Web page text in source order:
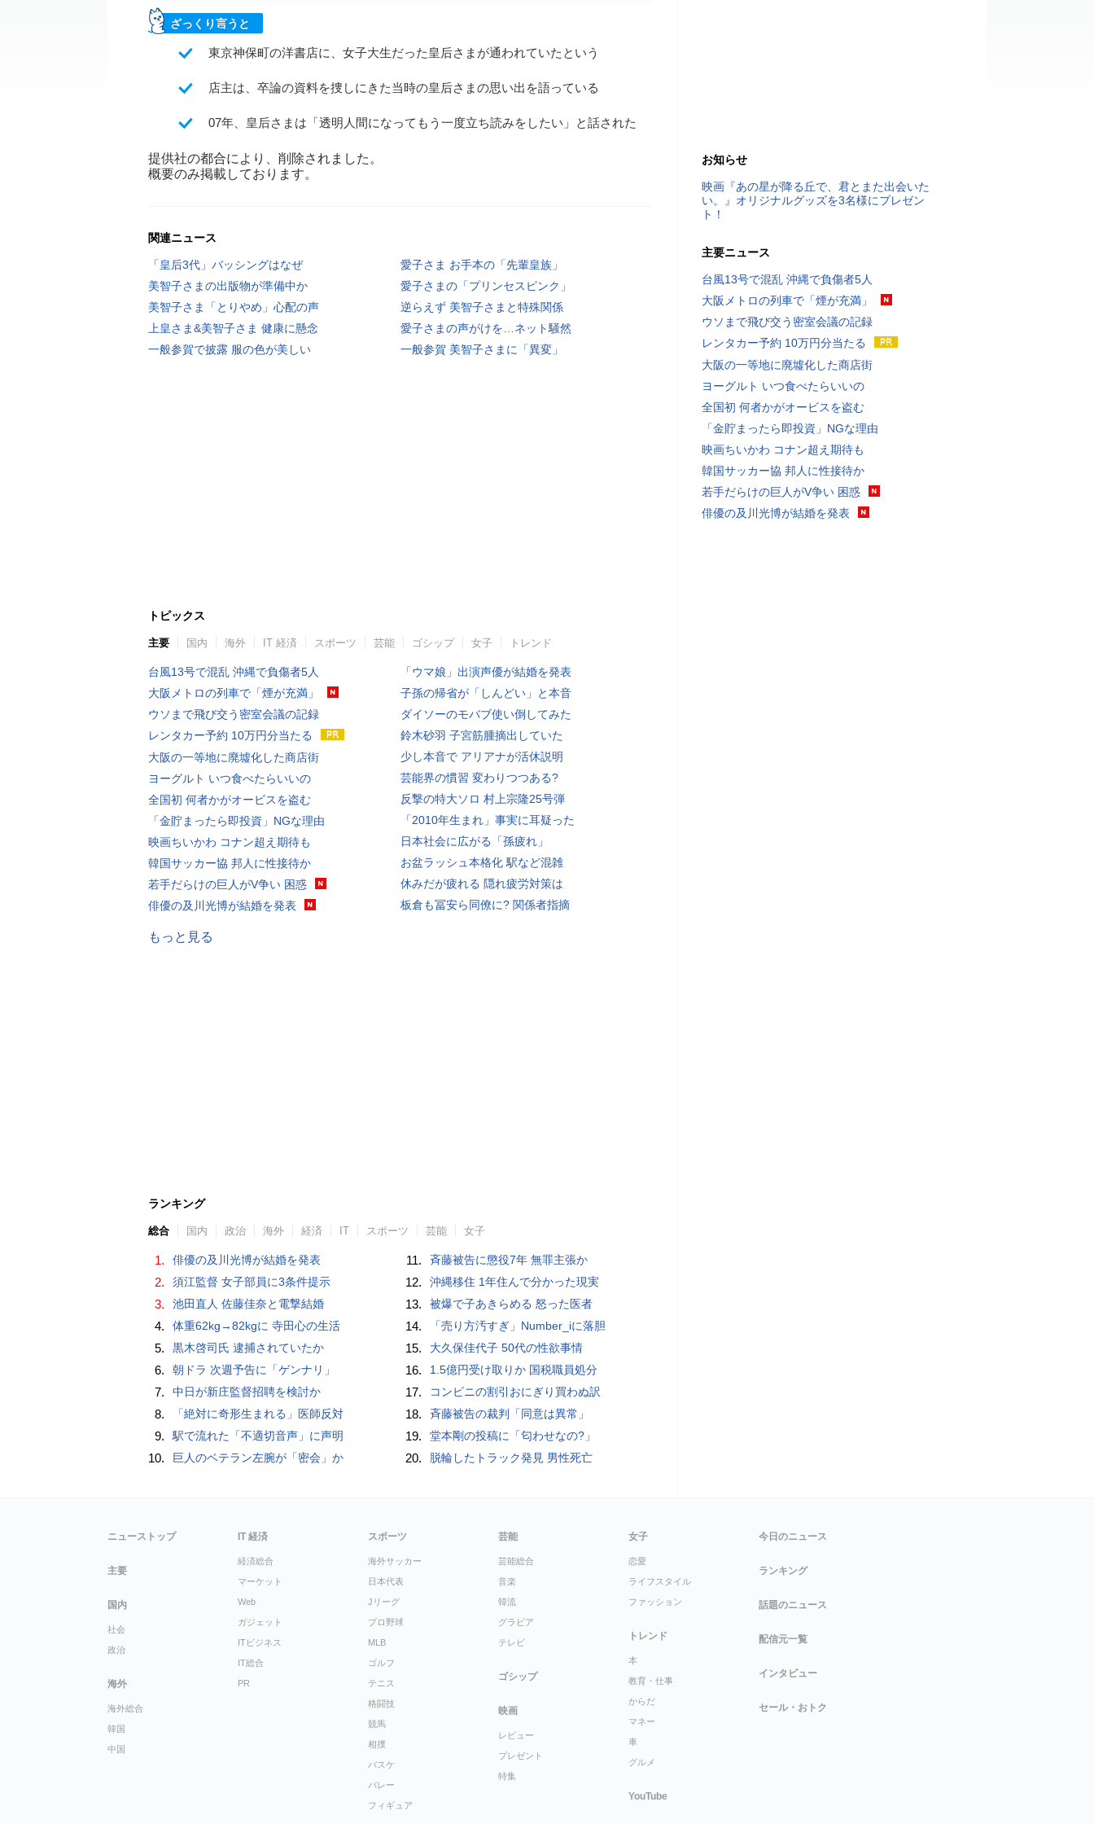
ざっくり言うと
東京神保町の洋書店に、女子大生だった皇后さまが通われていたという
店主は、卒論の資料を捜しにきた当時の皇后さまの思い出を語っている
07年、皇后さまは「透明人間になってもう一度立ち読みをしたい」と話された
提供社の都合により、削除されました。
概要のみ掲載しております。
関連ニュース
「皇后3代」バッシングはなぜ
愛子さま お手本の「先輩皇族」
美智子さまの出版物が準備中か
愛子さまの「プリンセスピンク」
美智子さま「とりやめ」心配の声
逆らえず 美智子さまと特殊関係
上皇さま&美智子さま 健康に懸念
愛子さまの声がけを…ネット騒然
一般参賀で披露 服の色が美しい
一般参賀 美智子さまに「異変」
トピックス
主要 国内 海外 IT 経済 スポーツ 芸能 ゴシップ 女子 トレンド
台風13号で混乱 沖縄で負傷者5人
大阪メトロの列車で「煙が充満」
ウソまで飛び交う密室会議の記録
レンタカー予約 10万円分当たる
大阪の一等地に廃墟化した商店街
ヨーグルト いつ食べたらいいの
全国初 何者かがオービスを盗む
「金貯まったら即投資」NGな理由
映画ちいかわ コナン超え期待も
韓国サッカー協 邦人に性接待か
若手だらけの巨人がV争い 困惑
俳優の及川光博が結婚を発表
「ウマ娘」出演声優が結婚を発表
子孫の帰省が「しんどい」と本音
ダイソーのモバブ使い倒してみた
鈴木砂羽 子宮筋腫摘出していた
少し本音で アリアナが活休説明
芸能界の慣習 変わりつつある?
反撃の特大ソロ 村上宗隆25号弾
「2010年生まれ」事実に耳疑った
日本社会に広がる「孫疲れ」
お盆ラッシュ本格化 駅など混雑
休みだが疲れる 隠れ疲労対策は
板倉も冨安ら同僚に? 関係者指摘
もっと見る
ランキング
総合 国内 政治 海外 経済 IT スポーツ 芸能 女子
1. 俳優の及川光博が結婚を発表
2. 須江監督 女子部員に3条件提示
3. 池田直人 佐藤佳奈と電撃結婚
4. 体重62kg→82kgに 寺田心の生活
5. 黒木啓司氏 逮捕されていたか
6. 朝ドラ 次週予告に「ゲンナリ」
7. 中日が新庄監督招聘を検討か
8. 「絶対に奇形生まれる」医師反対
9. 駅で流れた「不適切音声」に声明
10. 巨人のベテラン左腕が「密会」か
11. 斉藤被告に懲役7年 無罪主張か
12. 沖縄移住 1年住んで分かった現実
13. 被爆で子あきらめる 怒った医者
14. 「売り方汚すぎ」Number_iに落胆
15. 大久保佳代子 50代の性欲事情
16. 1.5億円受け取りか 国税職員処分
17. コンビニの割引おにぎり買わぬ訳
18. 斉藤被告の裁判「同意は異常」
19. 堂本剛の投稿に「匂わせなの?」
20. 脱輪したトラック発見 男性死亡
お知らせ
映画『あの星が降る丘で、君とまた出会いた
い。』オリジナルグッズを3名様にプレゼン
ト！
主要ニュース
台風13号で混乱 沖縄で負傷者5人
大阪メトロの列車で「煙が充満」
ウソまで飛び交う密室会議の記録
レンタカー予約 10万円分当たる
大阪の一等地に廃墟化した商店街
ヨーグルト いつ食べたらいいの
全国初 何者かがオービスを盗む
「金貯まったら即投資」NGな理由
映画ちいかわ コナン超え期待も
韓国サッカー協 邦人に性接待か
若手だらけの巨人がV争い 困惑
俳優の及川光博が結婚を発表
ニューストップ
主要
国内
社会
政治
海外
海外総合
韓国
中国
IT 経済
経済総合
マーケット
Web
ガジェット
ITビジネス
IT総合
PR
スポーツ
海外サッカー
日本代表
Jリーグ
プロ野球
MLB
ゴルフ
テニス
格闘技
競馬
相撲
バスケ
バレー
フィギュア
芸能
芸能総合
音楽
韓流
グラビア
テレビ
ゴシップ
映画
レビュー
プレゼント
特集
女子
恋愛
ライフスタイル
ファッション
トレンド
本
教育・仕事
からだ
マネー
車
グルメ
YouTube
今日のニュース
ランキング
話題のニュース
配信元一覧
インタビュー
セール・おトク